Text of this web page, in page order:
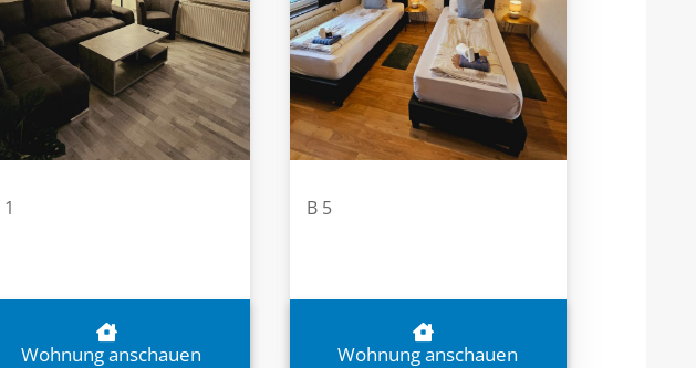
Wohnung anschauen
B 5
Wohnung anschauen